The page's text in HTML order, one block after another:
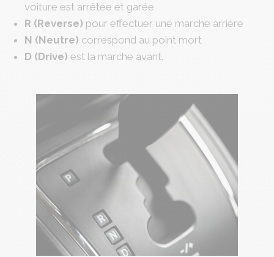
voiture est arrêtée et garée
R (Reverse) pour effectuer une marche arrière
N (Neutre) correspond au point mort
D (Drive) est la marche avant.